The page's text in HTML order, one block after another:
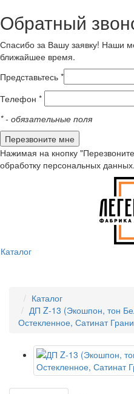
Обратный
Спасибо за Вашу заявку! Наши
ближайшее время.
Представьтесь *
Телефон *
*- обязательные поля
Нажимая на кнопку
обработку персональных данных.
Каталог
Каталог
ДП Z-13 (Экошпон, тон
Остекленное, Сатинат